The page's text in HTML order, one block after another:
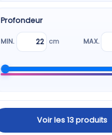
Profondeur
MIN. cm MAX.
Voir les 13 produits